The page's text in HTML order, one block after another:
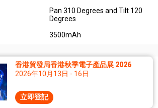
Pan 310 Degrees and Tilt 120
Degrees
3500mAh
香港貿發局香港秋季電子產品展 2026
2026年10月13日 - 16日
立即登記